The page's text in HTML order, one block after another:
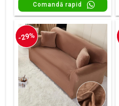
Comandă rapid
-29%